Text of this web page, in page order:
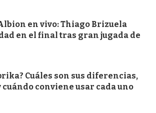
en vivo: Thiago Brizuela
en el final tras gran jugada de
Cuáles son sus diferencias,
cuándo conviene usar cada uno